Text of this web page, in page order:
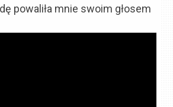
powaliła mnie swoim głosem